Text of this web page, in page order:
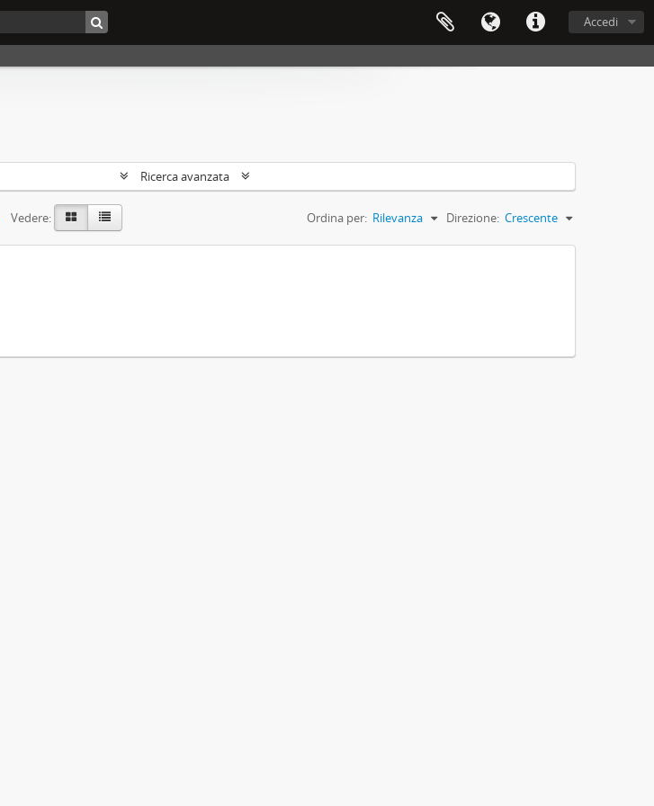
Accedi
Ricerca avanzata
Vedere: Ordina per: Rilevanza Direzione: Crescente